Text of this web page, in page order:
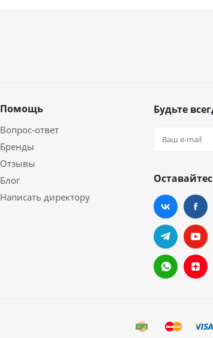
Помощь
Вопрос-ответ
Бренды
Отзывы
Блог
Написать директору
Будьте